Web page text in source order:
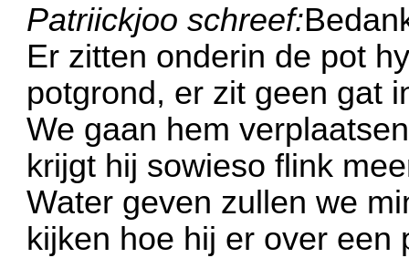
Patriickjoo schreef:
Er zitten onderin de pot
potgrond, er zit geen gat
We gaan hem
krijgt hij sowieso flink
Water geven zullen we
kijken hoe hij er over een